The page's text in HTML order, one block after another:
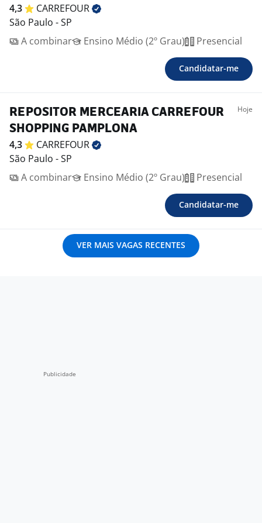
4,3
CARREFOUR
São Paulo - SP
A combinar
Ensino Médio (2º Grau) Presencial
Candidatar-me
REPOSITOR MERCEARIA CARREFOUR
SHOPPING PAMPLONA
Hoje
4,3
CARREFOUR
São Paulo - SP
A combinar
Ensino Médio (2º Grau) Presencial
Candidatar-me
VER MAIS VAGAS RECENTES